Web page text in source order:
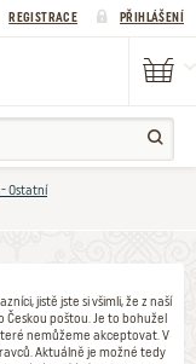
REGISTRACE PŘIHLÁŠENÍ
Ostatní
jistě jste si všimli, že z naší
poštou. Je to bohužel
nemůžeme akceptovat. V
Aktuálně je možné tedy